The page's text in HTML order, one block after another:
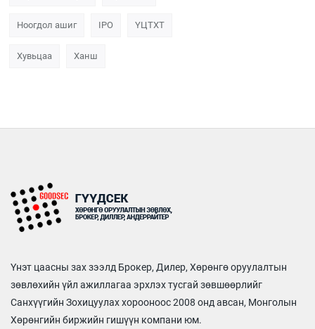
Ноогдол ашиг IPO ҮЦТХТ
Хувьцаа Ханш
Үнэт цаасны зах зээлд Брокер, Дилер, Хөрөнгө оруулалтын
зөвлөхийн үйл ажиллагаа эрхлэх тусгай зөвшөөрлийг
Санхүүгийн Зохицуулах хорооноос 2008 онд авсан, Монголын
Хөрөнгийн биржийн гишүүн компани юм.